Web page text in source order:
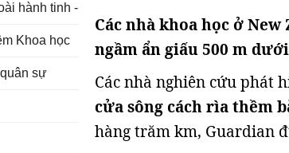
Các nhà khoa học ở
ngầm ẩn giấu 500 m
Các nhà nghiên cứu phát
cửa sông cách rìa thềm
hàng trăm km, Guardian
hành tinh - UFO
Khoa học
sự